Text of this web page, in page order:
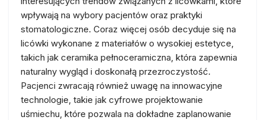
wpływają na wybory pacjentów oraz praktyki
stomatologiczne. Coraz więcej osób decyduje się na
licówki wykonane z materiałów o wysokiej estetyce,
takich jak ceramika pełnoceramiczna, która zapewnia
naturalny wygląd i doskonałą przezroczystość.
Pacjenci zwracają również uwagę na innowacyjne
technologie, takie jak cyfrowe projektowanie
uśmiechu, które pozwala na dokładne zaplanowanie